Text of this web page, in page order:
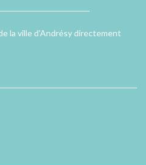
la ville d'Andrésy directement